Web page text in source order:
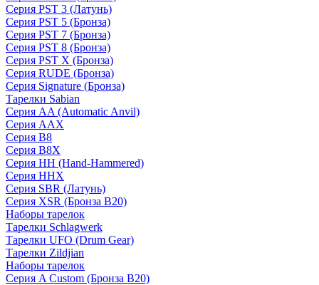
Серия PST 3 (Латунь)
Серия PST 5 (Бронза)
Серия PST 7 (Бронза)
Серия PST 8 (Бронза)
Серия PST X (Бронза)
Серия RUDE (Бронза)
Серия Signature (Бронза)
Тарелки Sabian
Серия AA (Automatic Anvil)
Серия AAX
Серия B8
Серия B8X
Серия HH (Hand-Hammered)
Серия HHX
Серия SBR (Латунь)
Серия XSR (Бронза B20)
Наборы тарелок
Тарелки Schlagwerk
Тарелки UFO (Drum Gear)
Тарелки Zildjian
Наборы тарелок
Серия A Custom (Бронза B20)